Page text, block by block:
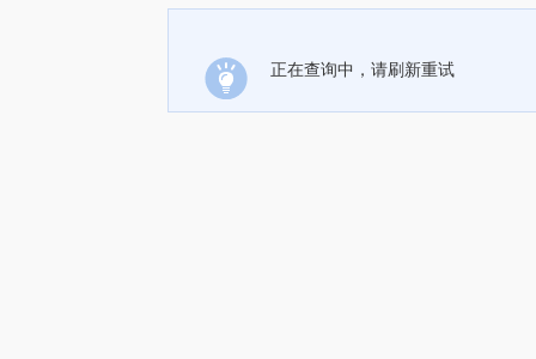
正在查询中，请刷新重试